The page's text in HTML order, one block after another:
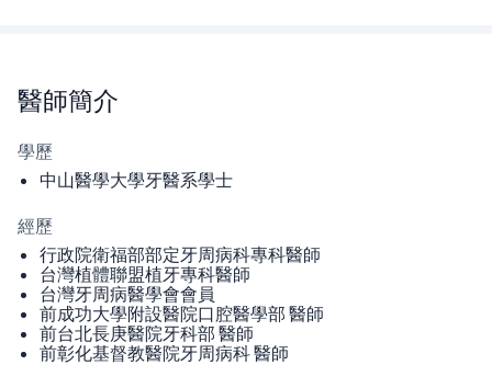
醫師簡介
學歷
中山醫學大學牙醫系學士
經歷
行政院衛福部部定牙周病科專科醫師
台灣植體聯盟植牙專科醫師
台灣牙周病醫學會會員
前成功大學附設醫院口腔醫學部 醫師
前台北長庚醫院牙科部 醫師
前彰化基督教醫院牙周病科 醫師